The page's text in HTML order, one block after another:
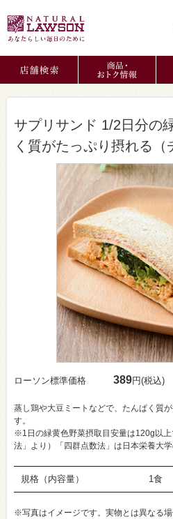
サプリサンド 1/2日分の
く質がたっぷり摂れる（
ローソン標準価格 389円(税込)
蒸し鶏や大豆ミートなどで、たんぱく質
す。
※1日の緑黄色野菜摂取目安量は120g以
法」より）「四群点数法」は日本栄養大学
規格（内容量） 1食
※写真はイメージです。実物とは異なる場